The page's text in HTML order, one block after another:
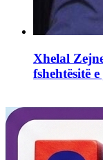
Xhelal
fshehtësitë e